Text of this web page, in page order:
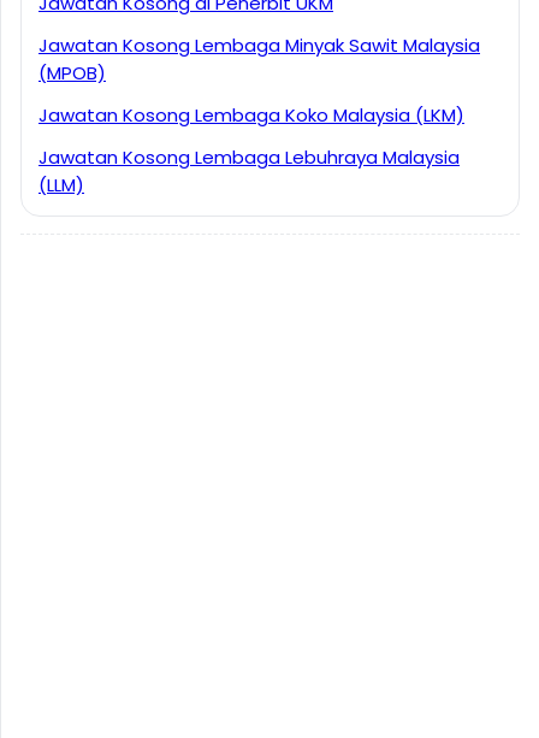
Jawatan Kosong Lembaga Minyak Sawit Malaysia
(MPOB)
Jawatan Kosong Lembaga Koko Malaysia (LKM)
Jawatan Kosong Lembaga Lebuhraya Malaysia
(LLM)